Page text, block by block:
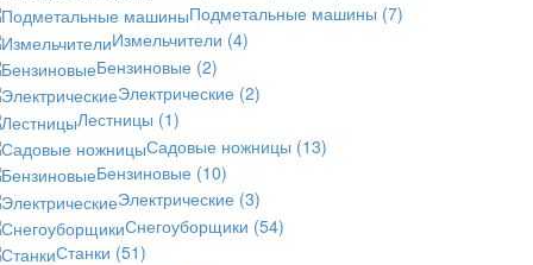
Подметальные машины (7)
Измельчители (4)
Бензиновые (2)
Электрические (2)
Лестницы (1)
Садовые ножницы (13)
Бензиновые (10)
Электрические (3)
Снегоуборщики (54)
Станки (51)